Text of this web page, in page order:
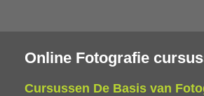
Online Fotografie
Cursussen De Basis van